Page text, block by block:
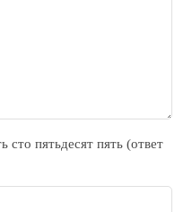
пятьдecят пять (ответ